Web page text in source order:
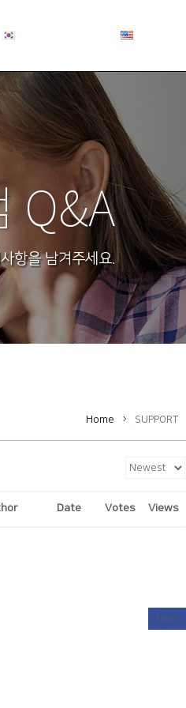
Q&A
항을 남겨주세요.
Home SUPPORT
Date Votes Views
New